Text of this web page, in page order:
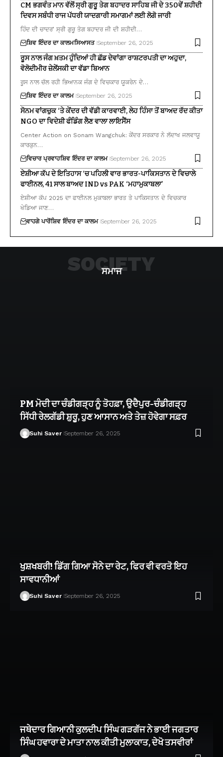
CM ਭਗਵੰਤ ਮਾਨ ਵੱਲੋਂ ਸ੍ਰੀ ਗੁਰੂ ਤੇਗ ਬਹਾਦਰ ਸਾਹਿਬ ਜੀ ਦੇ 350ਵੇਂ ਸ਼ਹੀਦੀ
ਦਿਵਸ ਸਬੰਧੀ ਰਾਜ ਪੱਧਰੀ ਯਾਦਗਾਰੀ ਸਮਾਗਮਾਂ ਲਈ ਲੋਗੋ ਜਾਰੀ
ਹਿੰਦ ਦੀ ਚਾਦਰ’ ਸ੍ਰੀ ਗੁਰੂ ਤੇਗ ਬਹਾਦਰ ਜੀ ਦੀ ਸ਼ਹੀਦੀ…
ਸ਼ਿਵ ਇੰਦਰ ਦਾ ਕਾਲਮਸਿਆਸਤ September 26, 2025
ਰੂਸ ਨਾਲ ਜੰਗ ਖ਼ਤਮ ਹੁੰਦਿਆਂ ਹੀ ਛੱਡ ਦੇਵਾਂਗਾ ਰਾਸ਼ਟਰਪਤੀ ਦਾ ਅਹੁਦਾ,
ਵੋਲੋਦੀਮੀਰ ਜ਼ੇਲੇਂਸਕੀ ਦਾ ਵੱਡਾ ਬਿਆਨ
ਰੂਸ ਨਾਲ ਚੱਲ ਰਹੀ ਭਿਆਨਕ ਜੰਗ ਦੇ ਵਿਚਕਾਰ ਯੂਕਰੇਨ ਦੇ…
ਸ਼ਿਵ ਇੰਦਰ ਦਾ ਕਾਲਮ September 26, 2025
ਸੋਨਮ ਵਾਂਗਚੁਕ ‘ਤੇ ਕੇਂਦਰ ਦੀ ਵੱਡੀ ਕਾਰਵਾਈ, ਲੇਹ ਹਿੰਸਾ ਤੋਂ ਬਾਅਦ ਰੱਦ ਕੀਤਾ
NGO ਦਾ ਵਿਦੇਸ਼ੀ ਫੰਡਿੰਗ ਲੈਣ ਵਾਲਾ ਲਾਇਸੈਂਸ
Center Action on Sonam Wangchuk: ਕੇਂਦਰ ਸਰਕਾਰ ਨੇ ਲੱਦਾਖ ਜਲਵਾਯੂ
ਕਾਰਕੁਨ…
ਵਿਚਾਰ ਪ੍ਰਵਾਹਸ਼ਿਵ ਇੰਦਰ ਦਾ ਕਾਲਮ September 26, 2025
ਏਸ਼ੀਆ ਕੱਪ ਦੇ ਇਤਿਹਾਸ ‘ਚ ਪਹਿਲੀ ਵਾਰ ਭਾਰਤ-ਪਾਕਿਸਤਾਨ ਦੇ ਵਿਚਾਲੇ
ਫਾਈਨਲ, 41 ਸਾਲ ਬਾਅਦ IND vs PAK ‘ਮਹਾਮੁਕਾਬਲਾ’
ਏਸ਼ੀਆ ਕੱਪ 2025 ਦਾ ਫਾਈਨਲ ਮੁਕਾਬਲਾ ਭਾਰਤ ਤੇ ਪਾਕਿਸਤਾਨ ਦੇ ਵਿਚਕਾਰ
ਖੇਡਿਆ ਜਾਣ…
ਵਾਹਗੇ ਪਾਰੋਂਸ਼ਿਵ ਇੰਦਰ ਦਾ ਕਾਲਮ September 26, 2025
ਸਮਾਜ
SOCIETY
PM ਮੋਦੀ ਦਾ ਚੰਡੀਗੜ੍ਹ ਨੂੰ ਤੋਹਫ਼ਾ, ਉਦੈਪੁਰ-ਚੰਡੀਗੜ੍ਹ
ਸਿੱਧੀ ਰੇਲਗੱਡੀ ਸ਼ੁਰੂ, ਹੁਣ ਆਸਾਨ ਅਤੇ ਤੇਜ਼ ਹੋਵੇਗਾ ਸਫ਼ਰ
Suhi Saver September 26, 2025
ਖੁਸ਼ਖਬਰੀ! ਡਿੱਗ ਗਿਆ ਸੋਨੇ ਦਾ ਰੇਟ, ਫਿਰ ਵੀ ਵਰਤੋ ਇਹ
ਸਾਵਧਾਨੀਆਂ
Suhi Saver September 26, 2025
ਜਥੇਦਾਰ ਗਿਆਨੀ ਕੁਲਦੀਪ ਸਿੰਘ ਗੜਗੱਜ ਨੇ ਭਾਈ ਜਗਤਾਰ
ਸਿੰਘ ਹਵਾਰਾ ਦੇ ਮਾਤਾ ਨਾਲ ਕੀਤੀ ਮੁਲਾਕਾਤ, ਦੇਖੋ ਤਸਵੀਰਾਂ